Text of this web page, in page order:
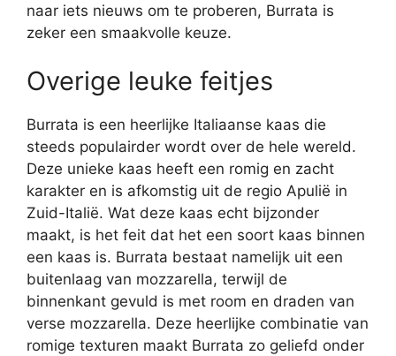
naar iets nieuws om te proberen, Burrata is
zeker een smaakvolle keuze.
Overige leuke feitjes
Burrata is een heerlijke Italiaanse kaas die
steeds populairder wordt over de hele wereld.
Deze unieke kaas heeft een romig en zacht
karakter en is afkomstig uit de regio Apulië in
Zuid-Italië. Wat deze kaas echt bijzonder
maakt, is het feit dat het een soort kaas binnen
een kaas is. Burrata bestaat namelijk uit een
buitenlaag van mozzarella, terwijl de
binnenkant gevuld is met room en draden van
verse mozzarella. Deze heerlijke combinatie van
romige texturen maakt Burrata zo geliefd onder